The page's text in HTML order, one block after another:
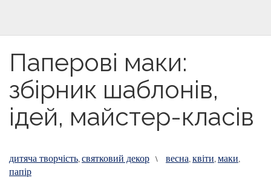
Паперові маки:
збірник шаблонів,
ідей, майстер-класів
дитяча творчість,святковий декор \ весна,квіти,маки,
папір